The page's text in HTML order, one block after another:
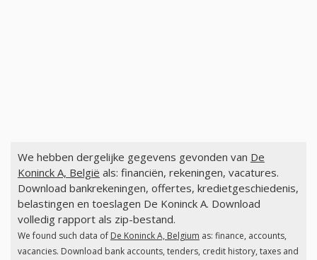
We hebben dergelijke gegevens gevonden van De
Koninck A, België als: financiën, rekeningen, vacatures.
Download bankrekeningen, offertes, kredietgeschiedenis,
belastingen en toeslagen De Koninck A. Download
volledig rapport als zip-bestand.
We found such data of De Koninck A, Belgium as: finance, accounts,
vacancies. Download bank accounts, tenders, credit history, taxes and